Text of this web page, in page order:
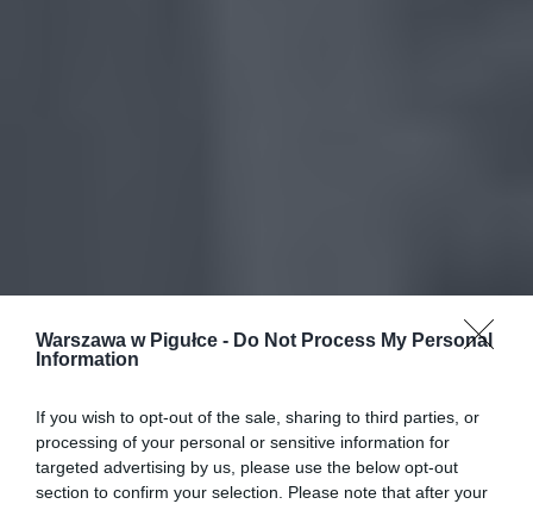
Warszawa w Pigułce - Do Not Process My Personal
Information
If you wish to opt-out of the sale, sharing to third parties, or
processing of your personal or sensitive information for
targeted advertising by us, please use the below opt-out
section to confirm your selection. Please note that after your